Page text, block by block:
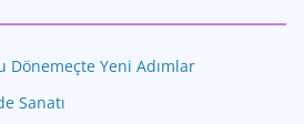
Dönemeçte Yeni Adımlar
Sanatı